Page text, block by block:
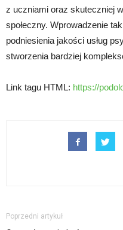
z uczniami oraz skuteczniej
społeczny. Wprowadzenie
podniesienia jakości usług
stworzenia bardziej
Link tagu HTML: https://
Poprzedni artykuł